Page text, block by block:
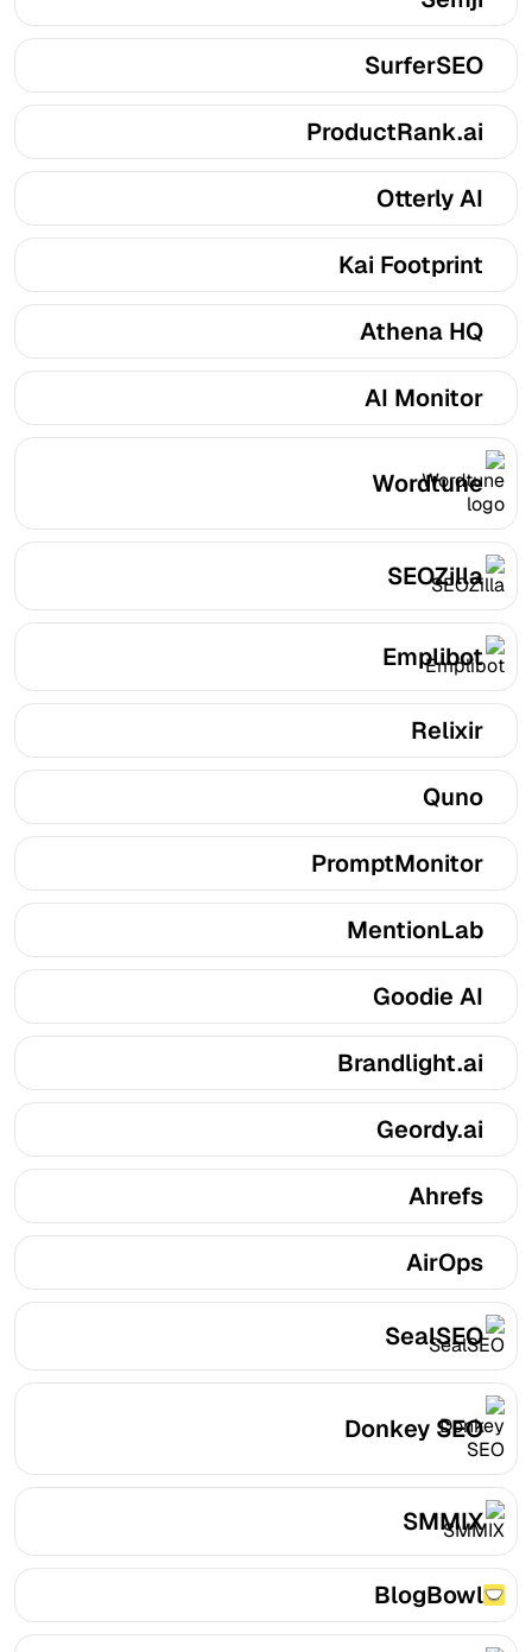
SurferSEO
ProductRank.ai
Otterly AI
Kai Footprint
Athena HQ
AI Monitor
Wordtune
SEOZilla
Emplibot
Relixir
Quno
PromptMonitor
MentionLab
Goodie AI
Brandlight.ai
Geordy.ai
Ahrefs
AirOps
SealSEO
Donkey SEO
SMMIX
BlogBowl